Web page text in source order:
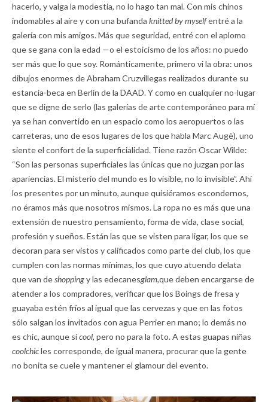
hacerlo, y valga la modestia, no lo hago tan mal. Con mis chinos
indomables al aire y con una bufanda knitted by myselfentré a la
galería con mis amigos. Más que seguridad, entré con el aplomo
que se gana con la edad —o el estoicismo de los años: no puedo
ser más que lo que soy. Románticamente, primero vi la obra: unos
dibujos enormes de Abraham Cruzvillegas realizados durante su
estancia-beca en Berlín de la DAAD. Y como en cualquier no-lugar
que se digne de serlo (las galerías de arte contemporáneo para mí
ya se han convertido en un espacio como los aeropuertos o las
carreteras, uno de esos lugares de los que habla Marc Augè), uno
siente el confort de la superficialidad. Tiene razón Oscar Wilde:
“Son las personas superficiales las únicas que no juzgan por las
apariencias. El misterio del mundo es lo visible, no lo invisible”. Ahí
los presentes por un minuto, aunque quisiéramos escondernos,
no éramos más que nosotros mismos. La ropa no es más que una
extensión de nuestro pensamiento, forma de vida, clase social,
profesión y sueños. Están las que se visten para ligar, los que se
decoran para ser vistos y calificados como parte del club, los que
cumplen con las normas mínimas, los que cuyo atuendo delata
que van deshoppingy las edecanesglam,que deben encargarse de
atender a los compradores, verificar que los Boings de fresa y
guayaba estén fríos al igual que las cervezas y que en las fotos
sólo salgan los invitados con agua Perrier en mano; lo demás no
es chic, aunque sícool, pero no para la foto. A estas guapas niñas
coolchicles corresponde, de igual manera, procurar que la gente
no bonita se cuele y mantener el glamour del evento.